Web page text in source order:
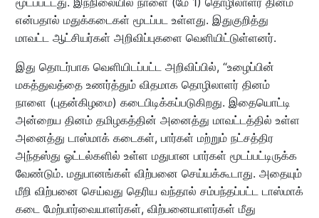
என்பதால் மதுக்கடைகள் மூடப்பட உள்ளது. இதுகுறித்து
மாவட்ட ஆட்சியர்கள் அறிவிப்புகளை வெளியிட்டுள்ளனர்.
இது தொடர்பாக வெளியிடப்பட்ட அறிவிப்பில், “உழைப்பின்
மகத்துவத்தை உணர்த்தும் விதமாக தொழிலாளர் தினம்
நாளை (புதன்கிழமை) கடைபிடிக்கப்படுகிறது. இதையொட்டி
அன்றைய தினம் தமிழகத்தின் அனைத்து மாவட்டத்தில் உள்ள
அனைத்து டாஸ்மாக் கடைகள், பார்கள் மற்றும் நட்சத்திர
அந்தஸ்து ஓட்டல்களில் உள்ள மதுபான பார்கள் மூடப்பட்டிருக்க
வேண்டும். மதுபானங்கள் விற்பனை செய்யக்கூடாது. அதையும்
மீறி விற்பனை செய்வது தெரிய வந்தால் சம்பந்தப்பட்ட டாஸ்மாக்
கடை மேற்பார்வையாளர்கள், விற்பனையாளர்கள் மீது